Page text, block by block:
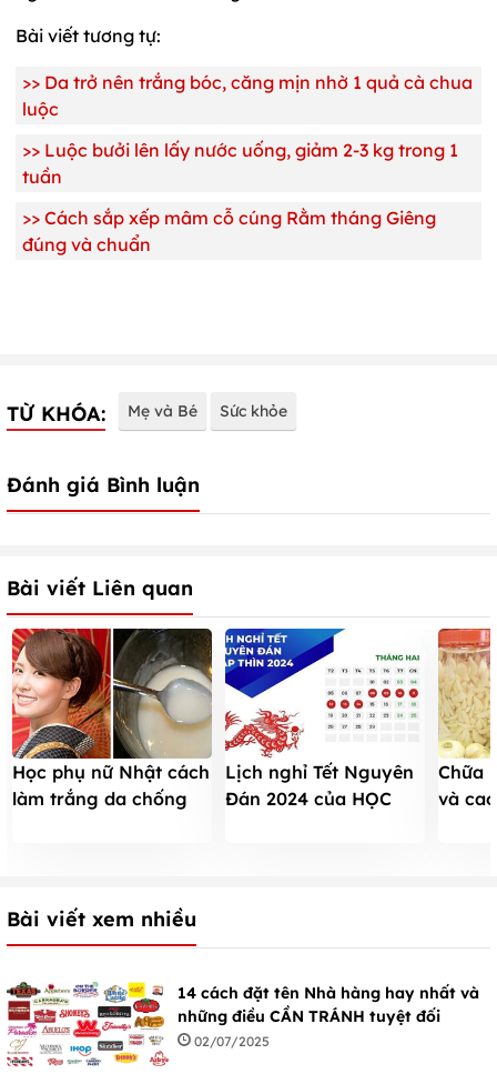
Bài viết tương tự:
>> Da trở nên trắng bóc, căng mịn nhờ 1 quả cà chua
luộc
>> Luộc bưởi lên lấy nước uống, giảm 2-3 kg trong 1
tuần
>> Cách sắp xếp mâm cỗ cúng Rằm tháng Giêng
đúng và chuẩn
TỪ KHÓA: Mẹ và Bé Sức khỏe
Đánh giá Bình luận
Bài viết Liên quan
Học phụ nữ Nhật cách
làm trắng da chống
Lịch nghỉ Tết Nguyên
Đán 2024 của HỌC
Chữa
và
Bài viết xem nhiều
14 cách đặt tên Nhà hàng hay nhất và
những điều CẦN TRÁNH tuyệt đối
02/07/2025